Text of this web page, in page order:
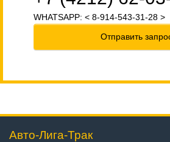
WHATSAPP: < 8-914-543-31-28 >
Отправить
Авто-Лига-Трак